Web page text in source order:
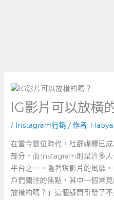
IG影片可以放橫
/ Instagram行銷 / 作者: Haoya
在當今數位時代，社群媒體已
部分，而Instagram則是許多
平台之一。隨著短影片的風靡
戶們關注的焦點，其中一個常
放橫的嗎？」這個疑問引發了